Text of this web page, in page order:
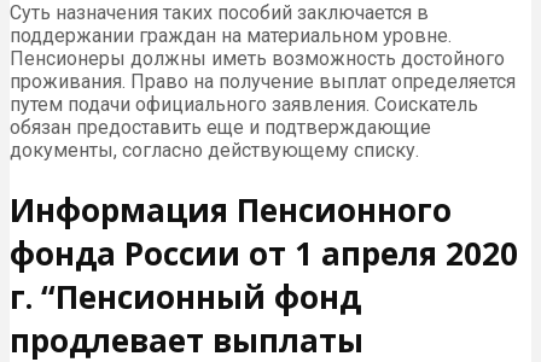
Суть назначения таких пособий заключается в
поддержании граждан на материальном уровне.
Пенсионеры должны иметь возможность достойного
проживания. Право на получение выплат определяется
путем подачи официального заявления. Соискатель
обязан предоставить еще и подтверждающие
документы, согласно действующему списку.
Информация Пенсионного
фонда России от 1 апреля 2020
г. “Пенсионный фонд
продлевает выплаты